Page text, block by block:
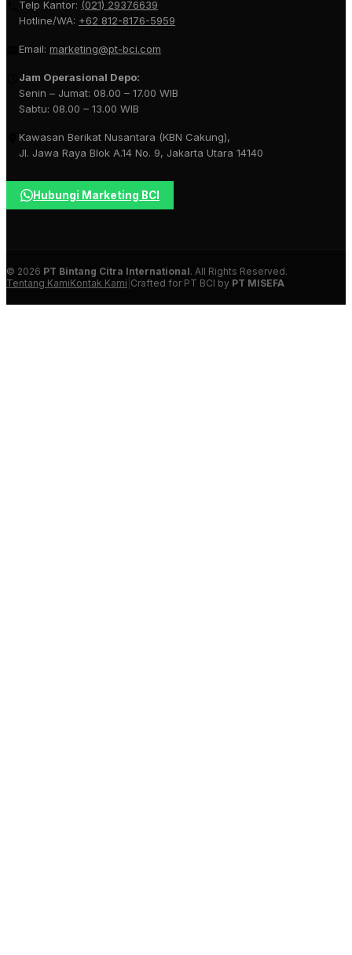
Telp Kantor: (021) 29376639
Hotline/WA: +62 812-8176-5959
Email: marketing@pt-bci.com
Jam Operasional Depo:
Senin – Jumat: 08.00 – 17.00 WIB
Sabtu: 08.00 – 13.00 WIB
Kawasan Berikat Nusantara (KBN Cakung),
Jl. Jawa Raya Blok A.14 No. 9, Jakarta Utara 14140
Hubungi Marketing BCI
© 2026 PT Bintang Citra International. All Rights Reserved.
Tentang KamiKontak Kami Crafted for PT BCI by PT MISEFA